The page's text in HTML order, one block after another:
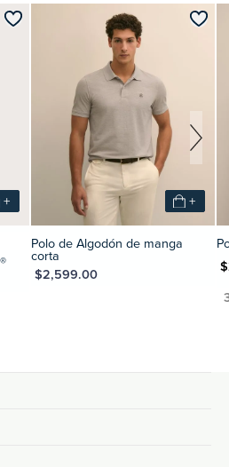
de Algodón de manga
Polo
MXN